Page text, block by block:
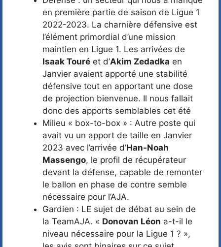
en première partie de saison de Ligue 1
2022-2023. La charnière défensive est
l’élément primordial d’une mission
maintien en Ligue 1. Les arrivées de
Isaak Touré et d’Akim Zedadka en
Janvier avaient apporté une stabilité
défensive tout en apportant une dose
de projection bienvenue. Il nous fallait
donc des apports semblables cet été
Milieu « box-to-box » : Autre poste qui
avait vu un apport de taille en Janvier
2023 avec l’arrivée d’Han-Noah
Massengo, le profil de récupérateur
devant la défense, capable de remonter
le ballon en phase de contre semble
nécessaire pour l’AJA.
Gardien : LE sujet de débat au sein de
la TeamAJA. « Donovan Léon a-t-il le
niveau nécessaire pour la Ligue 1 ? »,